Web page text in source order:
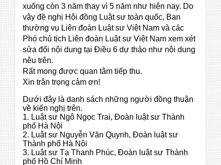
xuống còn 3 năm thay vì 5 năm như hiện nay. Do
vậy đề nghị Hội đồng Luật sư toàn quốc, Ban
thường vụ Liên đoàn Luật sư Việt Nam và các
Phó chủ tịch Liên đoàn Luật sư Việt Nam xem xét
sửa đổi nội dung tại Điều 6 dự thảo như nội dung
nêu trên.
Rất mong được quan tâm tiếp thu.
Xin trân trọng cảm ơn!
Dưới đây là danh sách những người đồng thuận
về kiến nghị trên.
1. Luật sư Ngô Ngọc Trai, Đoàn luật sư Thành
phố Hà Nội
2. Luật sư Nguyễn Văn Quynh, Đoàn luật sư
Thành phố Hà Nội
3. Luật sư Tạ Thanh Phúc, Đoàn luật sư Thành
phố Hồ Chí Minh